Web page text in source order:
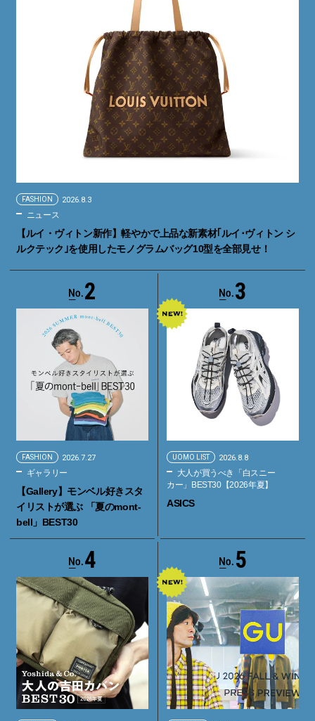
FASHION 2026.8.3
ニュース
【ルイ・ヴィトン新作】軽やかで上品な新素材｢ルイ･ヴィトン シ
ルクテック｣を使用したモノグラムバッグ10型を全部見せ！
2
FASHION 2026.7.27
ギャラリー
【Gallery】モンベル好きスタ
イリストが選ぶ 「夏のmont-
bell」BEST30
3
UOMO LIST 2026.8.8
大人が買うべき「白スニー
カー」BEST30【2026年夏】
ASICS
4 5